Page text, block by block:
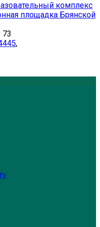
комплекс
площадка Брянской
73
,